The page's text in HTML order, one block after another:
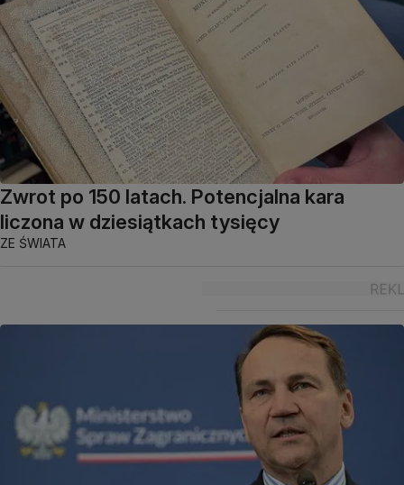
Zwrot po 150 latach. Potencjalna kara
liczona w dziesiątkach tysięcy
ZE ŚWIATA